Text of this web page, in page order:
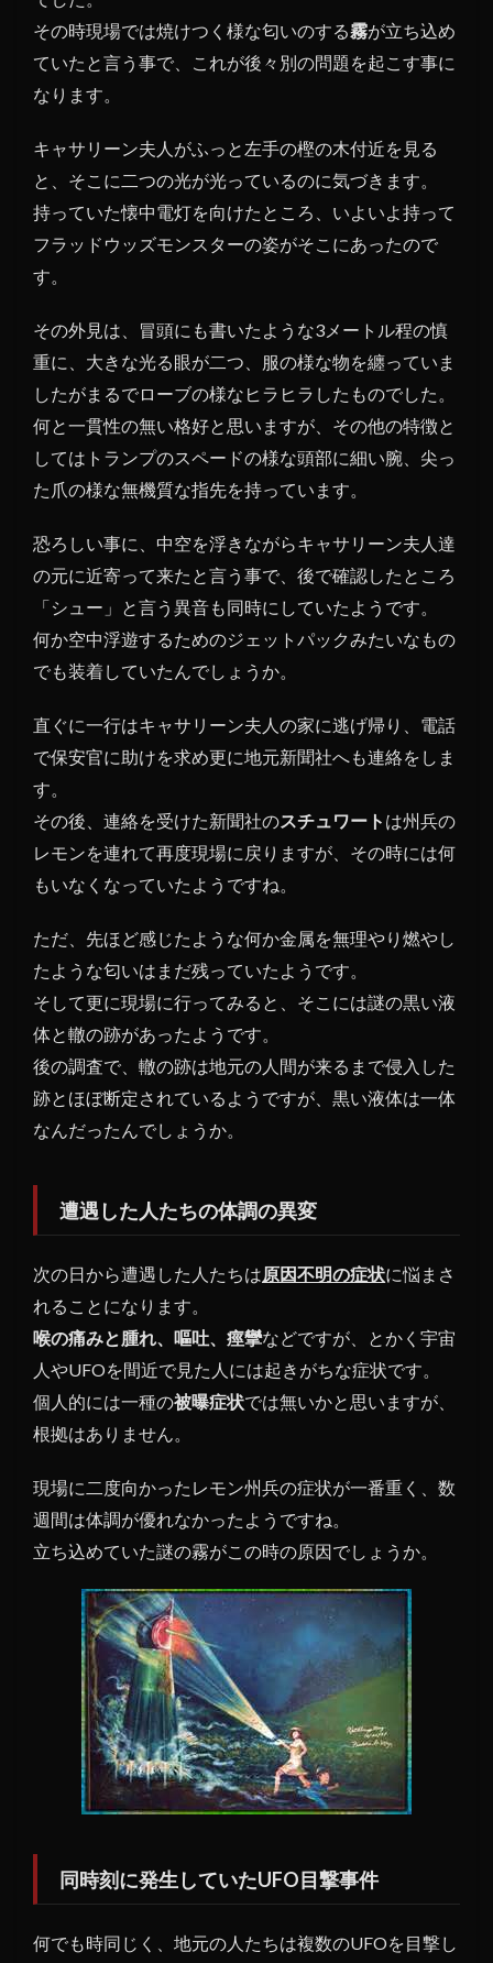
その時現場では焼けつく様な匂いのする霧が立ち込め
ていたと言う事で、これが後々別の問題を起こす事に
なります。
キャサリーン夫人がふっと左手の樫の木付近を見る
と、そこに二つの光が光っているのに気づきます。
持っていた懐中電灯を向けたところ、いよいよ持って
フラッドウッズモンスターの姿がそこにあったので
す。
その外見は、冒頭にも書いたような3メートル程の慎
重に、大きな光る眼が二つ、服の様な物を纏っていま
したがまるでローブの様なヒラヒラしたものでした。
何と一貫性の無い格好と思いますが、その他の特徴と
してはトランプのスペードの様な頭部に細い腕、尖っ
た爪の様な無機質な指先を持っています。
恐ろしい事に、中空を浮きながらキャサリーン夫人達
の元に近寄って来たと言う事で、後で確認したところ
「シュー」と言う異音も同時にしていたようです。
何か空中浮遊するためのジェットパックみたいなもの
でも装着していたんでしょうか。
直ぐに一行はキャサリーン夫人の家に逃げ帰り、電話
で保安官に助けを求め更に地元新聞社へも連絡をしま
す。
その後、連絡を受けた新聞社のスチュワート は州兵の
レモンを連れて再度現場に戻りますが、その時には何
もいなくなっていたようですね。
ただ、先ほど感じたような何か金属を無理やり燃やし
たような匂いはまだ残っていたようです。
そして更に現場に行ってみると、そこには謎の黒い液
体と轍の跡があったようです。
後の調査で、轍の跡は地元の人間が来るまで侵入した
跡とほぼ断定されているようですが、黒い液体は一体
なんだったんでしょうか。
遭遇した人たちの体調の異変
次の日から遭遇した人たちは原因不明の症状に悩まさ
れることになります。
喉の痛みと腫れ、嘔吐、痙攣などですが、とかく宇宙
人やUFOを間近で見た人には起きがちな症状です。
個人的には一種の被曝症状では無いかと思いますが、
根拠はありません。
現場に二度向かったレモン州兵の症状が一番重く、数
週間は体調が優れなかったようですね。
立ち込めていた謎の霧がこの時の原因でしょうか。
同時刻に発生していたUFO目撃事件
何でも時同じく、地元の人たちは複数のUFOを目撃し